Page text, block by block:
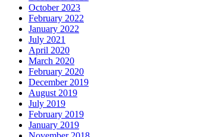
October 2023
February 2022
January 2022
July 2021
April 2020
March 2020
February 2020
December 2019
August 2019
July 2019
February 2019
January 2019